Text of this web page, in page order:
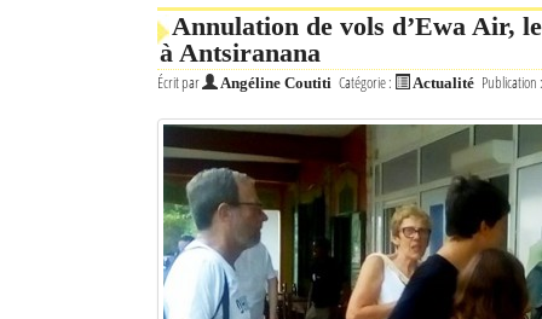
L'actualité du tourisme
Sites touristiques
Diego Suarez Pratique
Annulation de vols d’Ewa Air,
à Antsiranana
Écrit par Angéline Coutiti Catégorie : Actualité